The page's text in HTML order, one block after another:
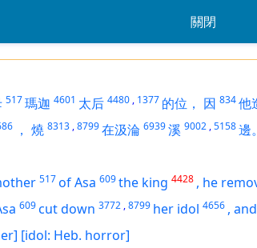
關閉
517瑪迦 4601 太后 4480 , 1377 的位， 因 834他
， 燒 8313 ,8799在汲淪 6939溪 9002 ,5158邊。
517of Asa 609the king 4428 , he
609cut down 3772 ,8799 her idol 4656 ,
[idol: Heb. horror]